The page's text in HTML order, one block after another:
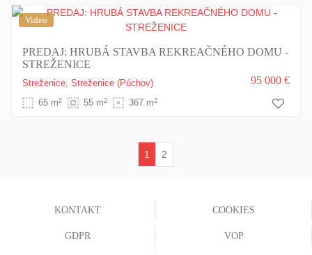
Video
PREDAJ: HRUBÁ STAVBA REKREAČNÉHO DOMU -
STREŽENICE
Streženice, Streženice (Púchov)
65 m2 55 m2 367 m2
95 000 €
1
2
KONTAKT COOKIES
GDPR VOP